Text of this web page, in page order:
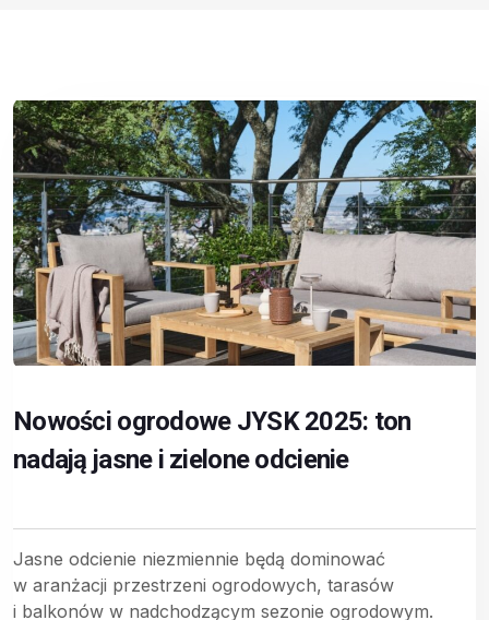
Nowości ogrodowe JYSK 2025: ton
nadają jasne i zielone odcienie
Jasne odcienie niezmiennie będą dominować
w aranżacji przestrzeni ogrodowych, tarasów
i balkonów w nadchodzącym sezonie ogrodowym.